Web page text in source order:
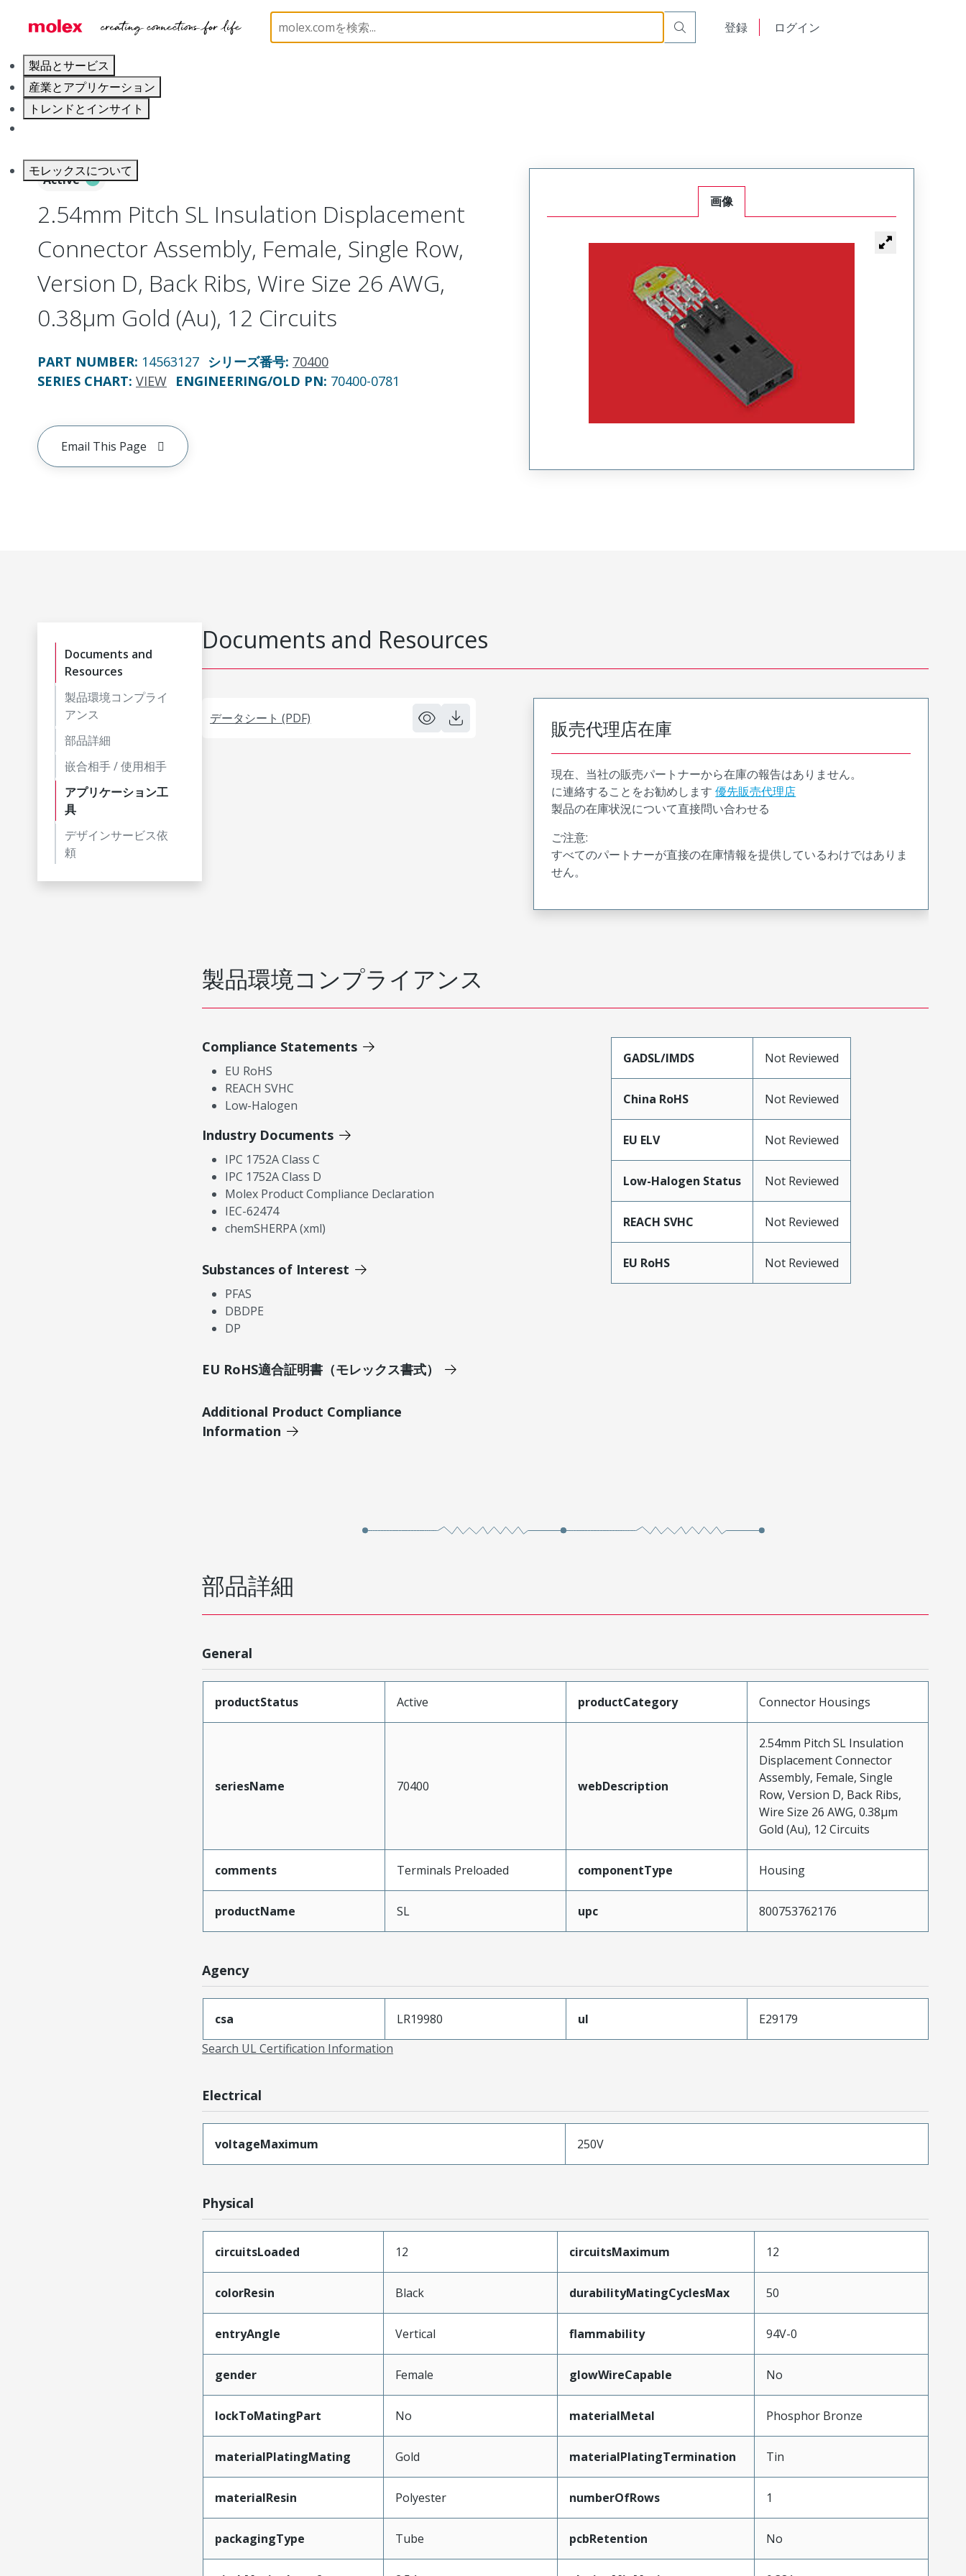
登録 ログイン
製品とサービス
産業とアプリケーション
トレンドとインサイト
モレックスについて
PCB / Wire Connectors Connector Housings 70400 14563127
Active
2.54mm Pitch SL Insulation Displacement
Connector Assembly, Female, Single Row,
Version D, Back Ribs, Wire Size 26 AWG,
0.38µm Gold (Au), 12 Circuits
PART NUMBER: 14563127 シリーズ番号: 70400
SERIES CHART: VIEW ENGINEERING/OLD PN: 70400-0781
Email This Page
画像
Documents and
Resources
製品環境コンプライ
アンス
部品詳細
嵌合相手 / 使用相手
アプリケーション工
具
デザインサービス依
頼
Documents and Resources
データシート (PDF) 販売代理店在庫
現在、当社の販売パートナーから在庫の報告はありません。
に連絡することをお勧めします 優先販売代理店
製品の在庫状況について直接問い合わせる
ご注意:
すべてのパートナーが直接の在庫情報を提供しているわけではありま
せん。
製品環境コンプライアンス
Compliance Statements
EU RoHS
REACH SVHC
Low-Halogen
Industry Documents
IPC 1752A Class C
IPC 1752A Class D
Molex Product Compliance Declaration
IEC-62474
chemSHERPA (xml)
Substances of Interest
PFAS
DBDPE
DP
EU RoHS適合証明書（モレックス書式）
Additional Product Compliance
Information
GADSL/IMDS Not Reviewed
China RoHS Not Reviewed
EU ELV Not Reviewed
Low-Halogen Status Not Reviewed
REACH SVHC Not Reviewed
EU RoHS Not Reviewed
部品詳細
General
productStatus Active productCategory Connector Housings
seriesName 70400 webDescription
2.54mm Pitch SL Insulation
Displacement Connector
Assembly, Female, Single
Row, Version D, Back Ribs,
Wire Size 26 AWG, 0.38µm
Gold (Au), 12 Circuits
comments Terminals Preloaded componentType Housing
productName SL upc 800753762176
Agency
csa LR19980 ul
E29179
Search UL Certification Information
Electrical
voltageMaximum 250V
Physical
circuitsLoaded 12 circuitsMaximum 12
colorResin Black durabilityMatingCyclesMax 50
entryAngle Vertical flammability 94V-0
gender Female glowWireCapable No
lockToMatingPart No materialMetal Phosphor Bronze
materialPlatingMating Gold materialPlatingTermination Tin
materialResin Polyester numberOfRows 1
packagingType Tube pcbRetention No